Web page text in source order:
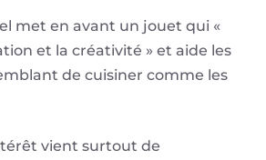
met en avant un jouet qui «
et la créativité » et aide les
de cuisiner comme les
vient surtout de